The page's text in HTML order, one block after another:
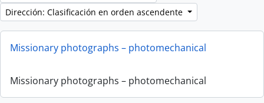
Dirección: Clasificación en orden ascendente
Missionary photographs – photomechanical
Missionary photographs – photomechanical